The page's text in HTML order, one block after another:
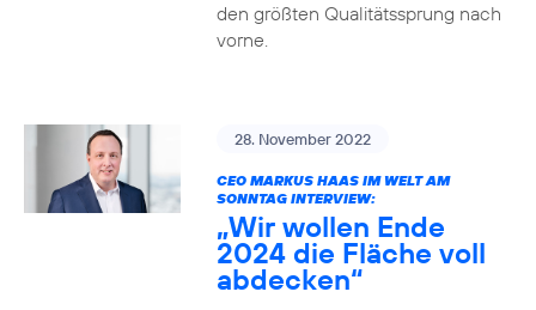
den größten Qualitätssprung nach
vorne.
28. November 2022
CEO MARKUS HAAS IM WELT AM
SONNTAG INTERVIEW:
„Wir wollen Ende
2024 die Fläche voll
abdecken“